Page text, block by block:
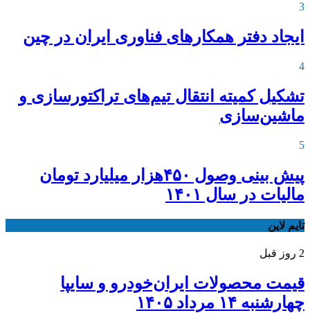
3
ایجاد دفتر همکارهای فناوری ایران در چین
4
تشکیل کمیته انتقال تیم‌های تراکتورسازی و
ماشین‌سازی
5
پیش بینی وصول ۴۵۰هزار میلیارد تومان
مالیات در سال ۱۴۰۱
تایم لاین
2 روز قبل
قیمت محصولات ایران‌خودرو و سایپا
چهارشنبه ۱۴ مرداد ۱۴۰۵